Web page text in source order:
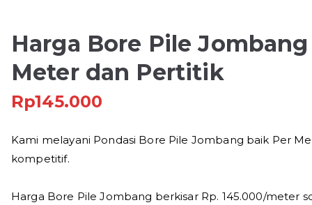
Harga Bore Pile
Meter dan Pertitik
Rp145.000
Kami melayani Pondasi Bore Pile Jombang baik Per
kompetitif.
Harga Bore Pile Jombang berkisar Rp. 145.000/meter